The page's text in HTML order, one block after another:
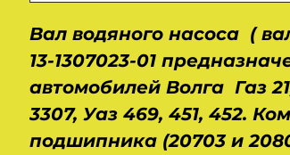
Вал водяного насоса (
13-1307023-01
автомобилей Волга Газ
3307, Уаз 469, 451, 452.
подшипника (20703 и